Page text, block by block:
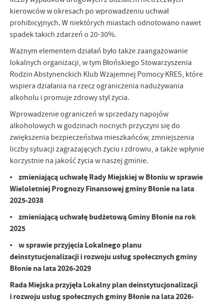
kierowców w okresach po wprowadzeniu uchwał
prohibicyjnych. W niektórych miastach odnotowano nawet
spadek takich zdarzeń o 20-30%.
Ważnym elementem działań było także zaangażowanie
lokalnych organizacji, w tym Błońskiego Stowarzyszenia
Rodzin Abstynenckich Klub Wzajemnej Pomocy KRES, które
wspiera działania na rzecz ograniczenia nadużywania
alkoholu i promuje zdrowy styl życia.
Wprowadzenie ograniczeń w sprzedaży napojów
alkoholowych w godzinach nocnych przyczyni się do
zwiększenia bezpieczeństwa mieszkańców, zmniejszenia
liczby sytuacji zagrażających życiu i zdrowiu, a także wpłynie
korzystnie na jakość życia w naszej gminie.
• zmieniającą uchwałę Rady Miejskiej w Błoniu w sprawie
Wieloletniej Prognozy Finansowej gminy Błonie na lata
2025-2038
• zmieniającą uchwałę budżetową Gminy Błonie na rok
2025
• w sprawie przyjęcia Lokalnego planu
deinstytucjonalizacji i rozwoju usług społecznych gminy
Błonie na lata 2026-2029
Rada Miejska przyjęła Lokalny plan deinstytucjonalizacji
i rozwoju usług społecznych gminy Błonie na lata 2026-